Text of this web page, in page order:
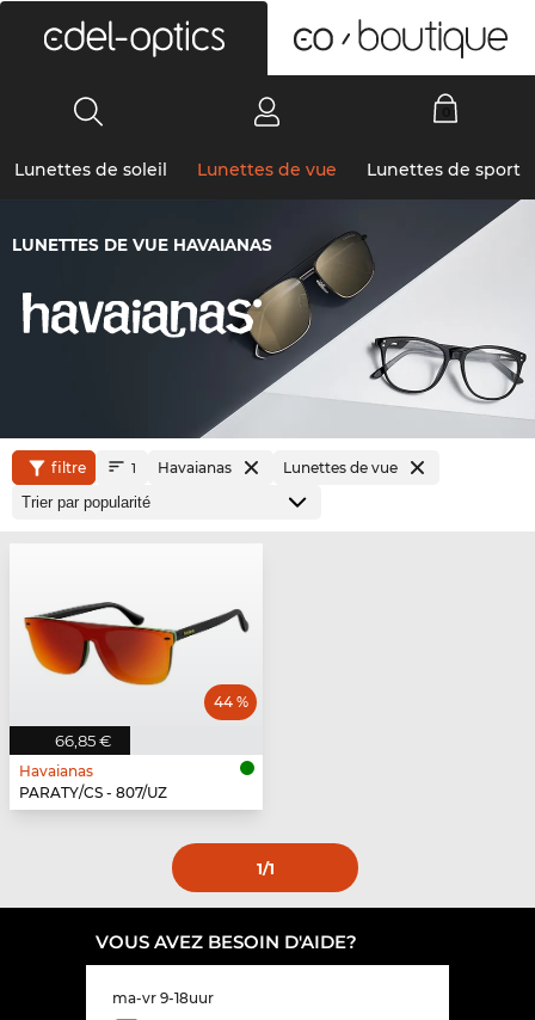
Lunettes de soleil Lunettes de vue Lunettes de sport
LUNETTES DE VUE HAVAIANAS
filtre 1 Havaianas Lunettes de vue
66,85 €
44 %
Havaianas
PARATY/CS - 807/UZ
1/1
VOUS AVEZ BESOIN D'AIDE?
ma-vr 9-18uur